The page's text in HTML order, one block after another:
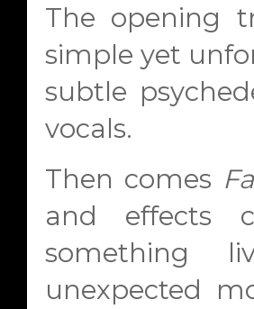
The opening
simple yet
subtle
vocals.
Then comes
and effects
something
unexpected